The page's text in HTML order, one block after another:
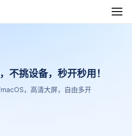
不挑设备，秒开秒用！
，高清大屏，自由多开